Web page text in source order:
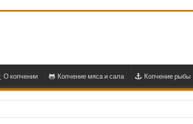
О копчении Копчение мяса и сала Копчение рыбы